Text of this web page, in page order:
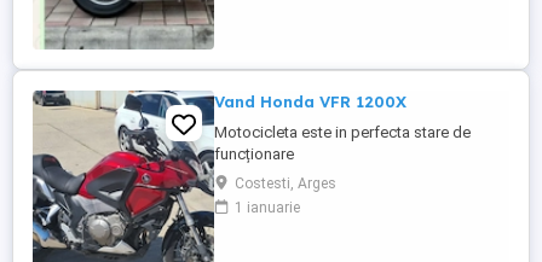
Vand Honda VFR 1200X
Motocicleta este in perfecta stare de
funcționare
Costesti, Arges
1 ianuarie